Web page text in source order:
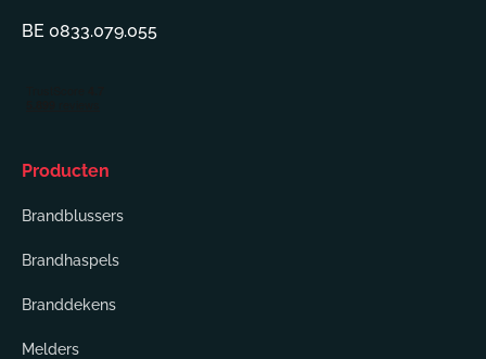
BE 0833.079.055
Producten
Brandblussers
Brandhaspels
Branddekens
Melders